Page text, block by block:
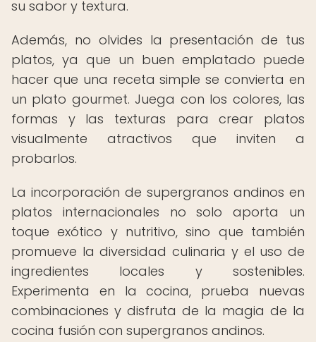
su sabor y textura.
Además, no olvides la presentación de tus
platos, ya que un buen emplatado puede
hacer que una receta simple se convierta en
un plato gourmet. Juega con los colores, las
formas y las texturas para crear platos
visualmente atractivos que inviten a
probarlos.
La incorporación de supergranos andinos en
platos internacionales no solo aporta un
toque exótico y nutritivo, sino que también
promueve la diversidad culinaria y el uso de
ingredientes locales y sostenibles.
Experimenta en la cocina, prueba nuevas
combinaciones y disfruta de la magia de la
cocina fusión con supergranos andinos.